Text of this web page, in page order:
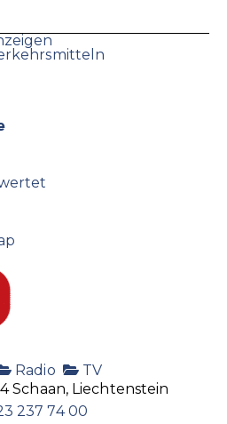
Radio
TV
Schaan, Liechtenstein
237 74 00